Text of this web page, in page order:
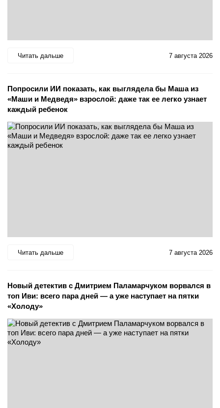
Читать дальше 7 августа 2026
Попросили ИИ показать, как выглядела бы Маша из
«Маши и Медведя» взрослой: даже так ее легко узнает
каждый ребенок
Читать дальше 7 августа 2026
Новый детектив с Дмитрием Паламарчуком ворвался в
топ Иви: всего пара дней — а уже наступает на пятки
«Холоду»